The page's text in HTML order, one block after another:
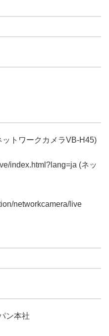
ットワークカメラVB-H45)
index.html?lang=ja (ネッ
networkcamera/live
ン本社